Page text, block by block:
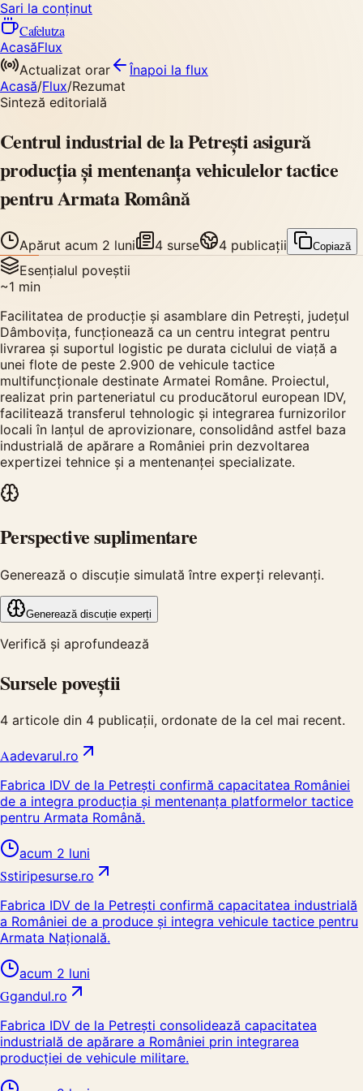
Sari la conținut
Cafelutza
AcasăFlux
Actualizat orar
Înapoi la flux
Acasă/Flux/Rezumat
Sinteză editorială
Centrul industrial de la Petrești asigură
producția și mentenanța vehiculelor tactice
pentru Armata Română
Apărut acum 2 luni 4 surse 4 publicații Copiază
Esențialul poveștii
~1 min
Facilitatea de producție și asamblare din Petrești, județul
Dâmbovița, funcționează ca un centru integrat pentru
livrarea și suportul logistic pe durata ciclului de viață a
unei flote de peste 2.900 de vehicule tactice
multifuncționale destinate Armatei Române. Proiectul,
realizat prin parteneriatul cu producătorul european IDV,
facilitează transferul tehnologic și integrarea furnizorilor
locali în lanțul de aprovizionare, consolidând astfel baza
industrială de apărare a României prin dezvoltarea
expertizei tehnice și a mentenanței specializate.
Perspective suplimentare
Generează o discuție simulată între experți relevanți.
Generează discuție experți
Verifică și aprofundează
Sursele poveștii
4 articole din 4 publicații, ordonate de la cel mai recent.
Aadevarul.ro
Fabrica IDV de la Petrești confirmă capacitatea României
de a integra producția și mentenanța platformelor tactice
pentru Armata Română.
acum 2 luni
Sstiripesurse.ro
Fabrica IDV de la Petrești confirmă capacitatea industrială
a României de a produce și integra vehicule tactice pentru
Armata Națională.
acum 2 luni
Ggandul.ro
Fabrica IDV de la Petrești consolidează capacitatea
industrială de apărare a României prin integrarea
producției de vehicule militare.